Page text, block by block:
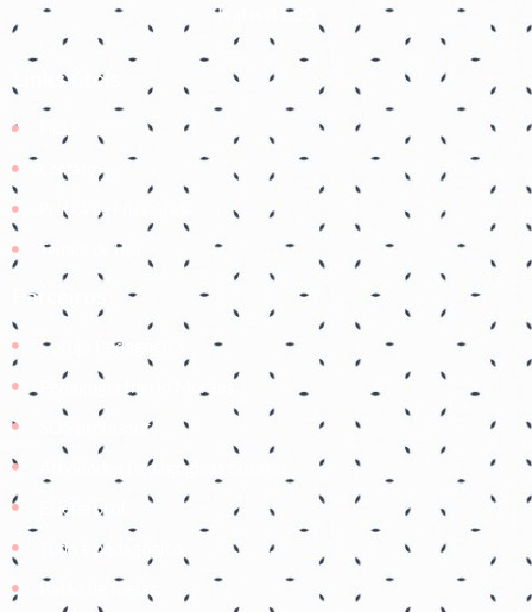
Isaías 41:20
Links úteis
Contato
Política de Privacidade
Termos de Uso
Parceiros
Coruja Pedagogica
Pedagogia Ingrid Moraes
SOS professor
Atividades Pedagógicas Suzano
Etiene prof
Tudo é pedagógico
Balão de Ideias